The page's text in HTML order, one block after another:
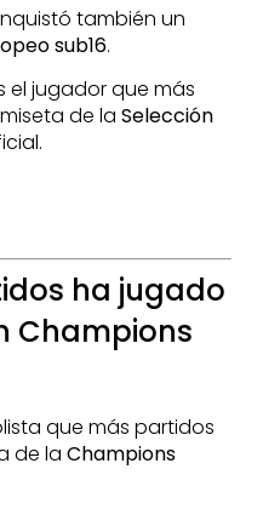
también un
sub16.
el jugador que más
de la Selección
ha jugado
Champions
que más partidos
de la Champions